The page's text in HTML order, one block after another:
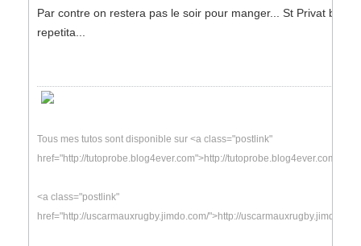
Par contre on restera pas le soir pour manger... St Privat bis
repetita...
Tous mes tutos sont disponible sur <a class="postlink"
href="http://tutoprobe.blog4ever.com">http://tutoprobe.blog4ever.com
<a class="postlink"
href="http://uscarmauxrugby.jimdo.com/">http://